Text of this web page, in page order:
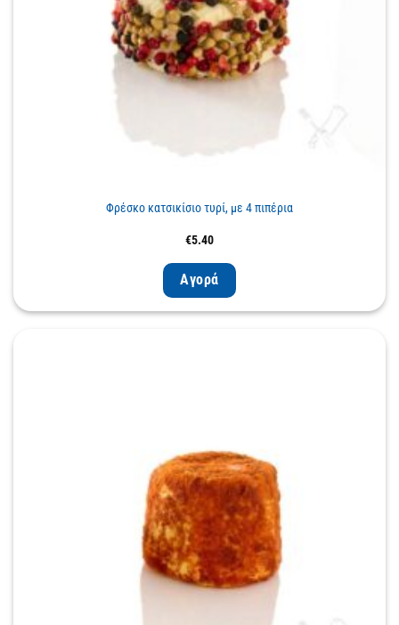
Φρέσκο κατσικίσιο τυρί, με 4 πιπέρια
€5.40
Αγορά